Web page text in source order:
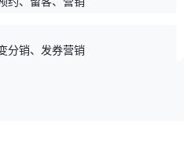
分销、发券营销